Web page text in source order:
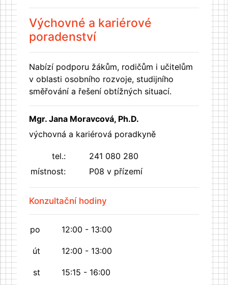
Výchovné a kariérové
poradenství
Nabízí podporu žákům, rodičům i učitelům
v oblasti osobního rozvoje, studijního
směřování a řešení obtížných situací.
Mgr. Jana Moravcová, Ph.D.
výchovná a kariérová poradkyně
tel.:
241 080 280
místnost:
P08 v přízemí
Konzultační hodiny
po 12:00 - 13:00
út 12:00 - 13:00
st 15:15 - 16:00